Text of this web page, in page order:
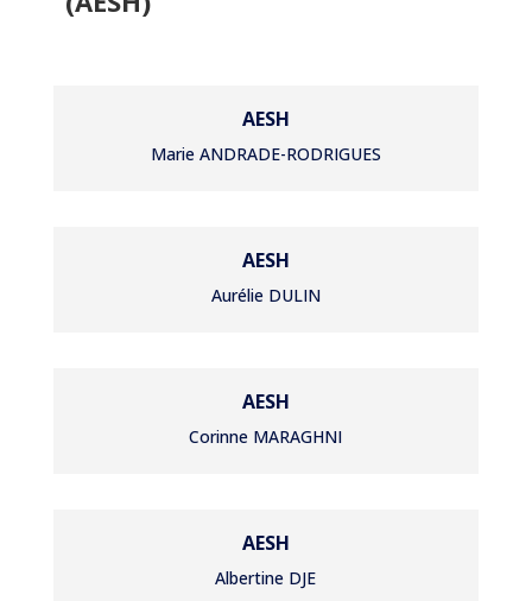
AESH
Marie ANDRADE-RODRIGUES
AESH
Aurélie DULIN
AESH
Corinne MARAGHNI
AESH
Albertine DJE